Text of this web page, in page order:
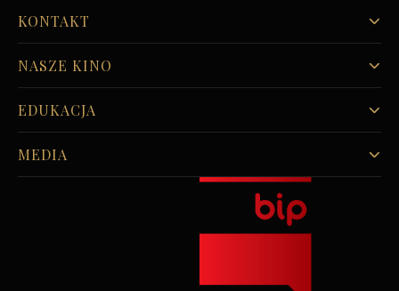
KONTAKT
NASZE KINO
EDUKACJA
MEDIA